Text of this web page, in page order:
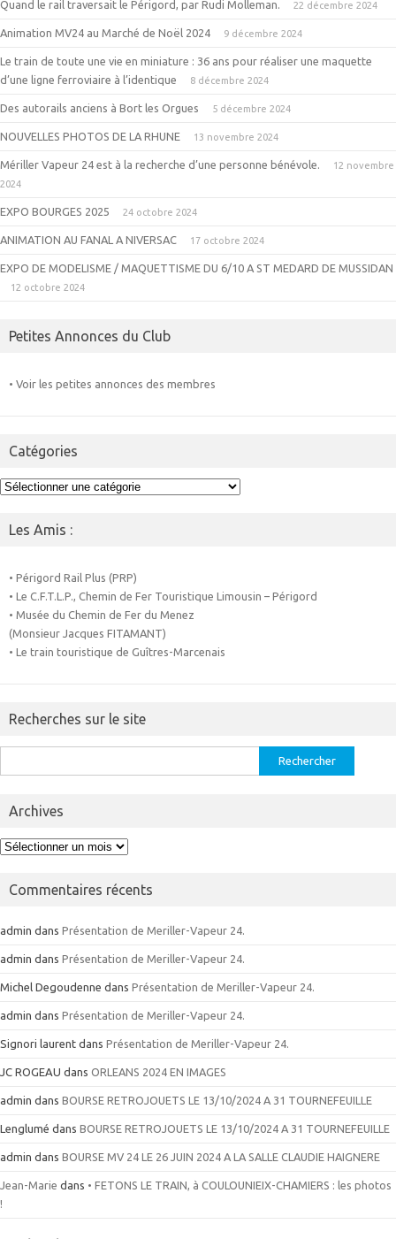
Quand le rail traversait le Périgord, par Rudi Molleman. 22 décembre 2024
Animation MV24 au Marché de Noël 2024 9 décembre 2024
Le train de toute une vie en miniature : 36 ans pour réaliser une maquette
d’une ligne ferroviaire à l’identique
8 décembre 2024
Des autorails anciens à Bort les Orgues 5 décembre 2024
NOUVELLES PHOTOS DE LA RHUNE 13 novembre 2024
Mériller Vapeur 24 est à la recherche d’une personne bénévole.
12 novembre
2024
EXPO BOURGES 2025 24 octobre 2024
ANIMATION AU FANAL A NIVERSAC 17 octobre 2024
EXPO DE MODELISME / MAQUETTISME DU 6/10 A ST MEDARD DE MUSSIDAN
12 octobre 2024
Petites Annonces du Club
• Voir les petites annonces des membres
Catégories
Catégories
Les Amis :
• Périgord Rail Plus (PRP)
• Le C.F.T.L.P., Chemin de Fer Touristique Limousin – Périgord
• Musée du Chemin de Fer du Menez
(Monsieur Jacques FITAMANT)
• Le train touristique de Guîtres-Marcenais
Recherches sur le site
Archives
Archives
Commentaires récents
admin dans Présentation de Meriller-Vapeur 24.
admin dans Présentation de Meriller-Vapeur 24.
Michel Degoudenne dans Présentation de Meriller-Vapeur 24.
admin dans Présentation de Meriller-Vapeur 24.
Signori laurent dans Présentation de Meriller-Vapeur 24.
JC ROGEAU dans ORLEANS 2024 EN IMAGES
admin dans BOURSE RETROJOUETS LE 13/10/2024 A 31 TOURNEFEUILLE
Lenglumé dans BOURSE RETROJOUETS LE 13/10/2024 A 31 TOURNEFEUILLE
admin dans BOURSE MV 24 LE 26 JUIN 2024 A LA SALLE CLAUDIE HAIGNERE
Jean-Marie dans • FETONS LE TRAIN, à COULOUNIEIX-CHAMIERS : les photos
!